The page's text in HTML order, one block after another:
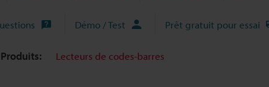
Démo / Test Prêt gratuit pour essai
Produits: Lecteurs de codes-barres